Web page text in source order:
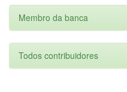
Membro da banca
Todos contribuidores